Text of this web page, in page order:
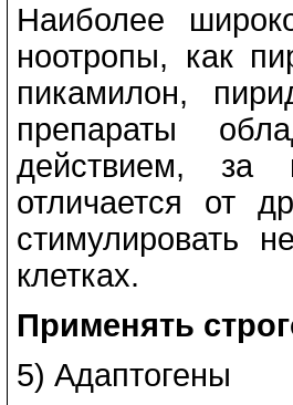
Наиболее
ноотропы, как
пикамилон,
препараты
действием, за
отличается от
стимулировать
клетках.
Применять
5) Адаптогены